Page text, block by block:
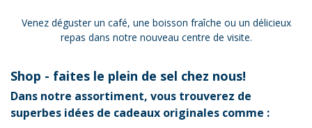
Venez déguster un café, une boisson fraîche ou un délicieux
repas dans notre nouveau centre de visite.
Shop - faites le plein de sel chez nous!
Dans notre assortiment, vous trouverez de
superbes idées de cadeaux originales comme :